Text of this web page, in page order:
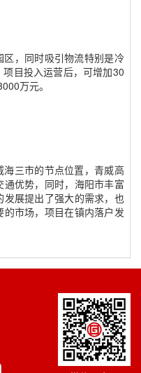
，同时吸引物流特别是冷
目投入运营后，可增加30
万元。
三市的节点位置，青威高
优势，同时，海阳市丰富
展提出了强大的需求，也
市场，项目在镇内落户发